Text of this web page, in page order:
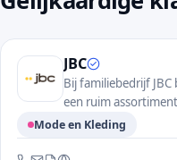
JBC
Bij familiebedrijf
een ruim
dames en heren en
Mode en Kleding